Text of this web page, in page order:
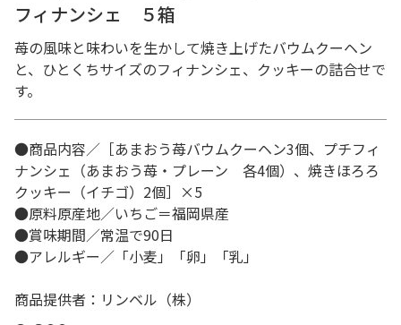
フィナンシェ ５箱
苺の風味と味わいを生かして焼き上げたバウムクーヘン
と、ひとくちサイズのフィナンシェ、クッキーの詰合せで
す。
●商品内容／［あまおう苺バウムクーヘン3個、プチフィ
ナンシェ（あまおう苺・プレーン 各4個）、焼きほろろ
クッキー（イチゴ）2個］×5
●原料原産地／いちご＝福岡県産
●賞味期間／常温で90日
●アレルギー／「小麦」「卵」「乳」
商品提供者：リンベル（株）